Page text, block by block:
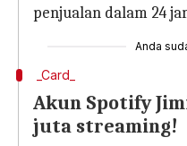
penjualan dalam 24
Anda
_Card_
Akun Spotify
juta streaming!